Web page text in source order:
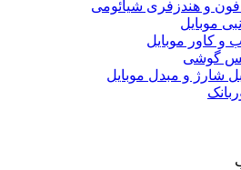
و هندزفری شیائومی
موبایل
و کاور موبایل
گوشی
شارژ و مبدل موبایل